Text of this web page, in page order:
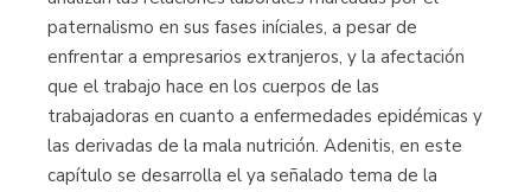
paternalismo en sus fases iníciales, a pesar de
enfrentar a empresarios extranjeros, y la afectación
que el trabajo hace en los cuerpos de las
trabajadoras en cuanto a enfermedades epidémicas y
las derivadas de la mala nutrición. Adenitis, en este
capítulo se desarrolla el ya señalado tema de la